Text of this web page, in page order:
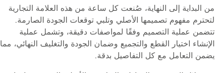
من البداية إلى النهاية، صُنعت كل ساعة من هذه العلامة التجارية
لتحترم مفهوم تصميمها الأصلي وتلبي توقعات الجودة الصارمة.
تتضمن عملية التصميم وفقًا لمواصفات دقيقة، وتشمل عملية
الإنشاء اختيار القطع والتجميع وضمان الجودة والتغليف النهائي، مما
يضمن التعامل مع كل التفاصيل بدقة.